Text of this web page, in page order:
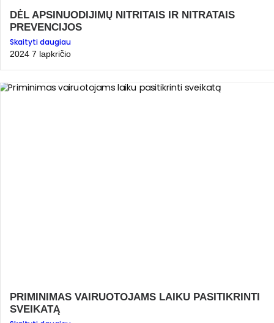
DĖL APSINUODIJIMŲ NITRITAIS IR NITRATAIS
PREVENCIJOS
Skaityti daugiau
2024 7 lapkričio
PRIMINIMAS VAIRUOTOJAMS LAIKU PASITIKRINTI
SVEIKATĄ